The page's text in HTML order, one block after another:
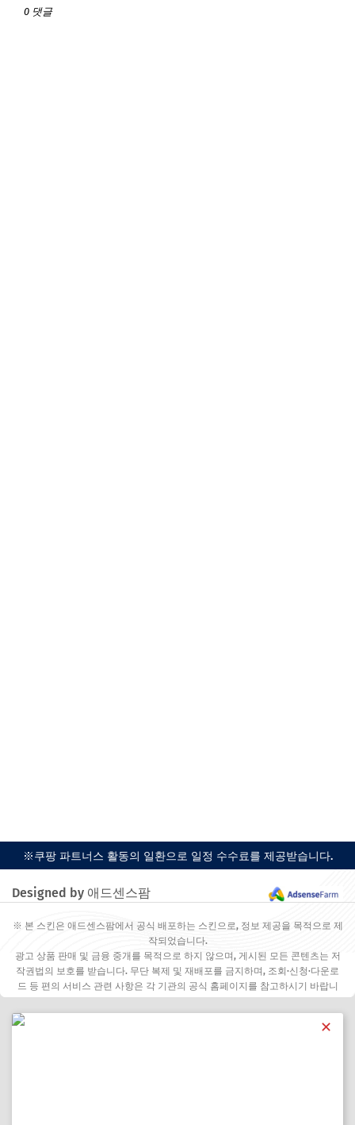
0 댓글
※쿠팡 파트너스 활동의 일환으로 일정 수수료를 제공받습니다.
Designed by 애드센스팜
※ 본 스킨은 애드센스팜에서 공식 배포하는 스킨으로, 정보 제공을 목적으로 제
작되었습니다.
광고 상품 판매 및 금융 중개를 목적으로 하지 않으며, 게시된 모든 콘텐츠는 저
작권법의 보호를 받습니다. 무단 복제 및 재배포를 금지하며, 조회·신청·다운로
드 등 편의 서비스 관련 사항은 각 기관의 공식 홈페이지를 참고하시기 바랍니
✕